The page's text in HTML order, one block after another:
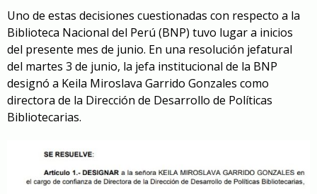
Uno de estas decisiones cuestionadas con respecto a la
Biblioteca Nacional del Perú (BNP) tuvo lugar a inicios
del presente mes de junio. En una resolución jefatural
del martes 3 de junio, la jefa institucional de la BNP
designó a Keila Miroslava Garrido Gonzales como
directora de la Dirección de Desarrollo de Políticas
Bibliotecarias.